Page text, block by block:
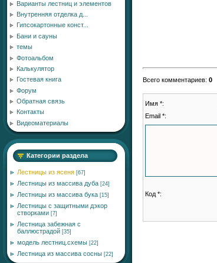
Варианты лестниц и элементов
Внутренняя отделка д...
Гипсокартонные конст...
Бани и сауны
темы
Фотоальбом
Калькулятор
Гостевая книга
Форум
Обратная связь
Контакты
Видеоматериалы
Категории раздела
Лестницы из ясеня [67]
Лестницы из массива дуба [24]
Лестницы из массива бука [15]
Лестницы с защитными дэкор
створками [7]
Лестница забежная с
баллюстрадой [35]
модель лестниц.схемы [22]
Лестница из массива сосны [22]
Всего комментариев: 0
Имя *:
Email *:
Код *: